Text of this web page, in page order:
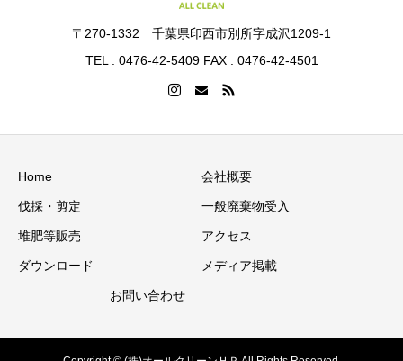
〒270-1332 千葉県印西市別所字成沢1209-1
TEL : 0476-42-5409 FAX : 0476-42-4501
Home 会社概要
伐採・剪定 一般廃棄物受入
堆肥等販売 アクセス
ダウンロード メディア掲載
お問い合わせ